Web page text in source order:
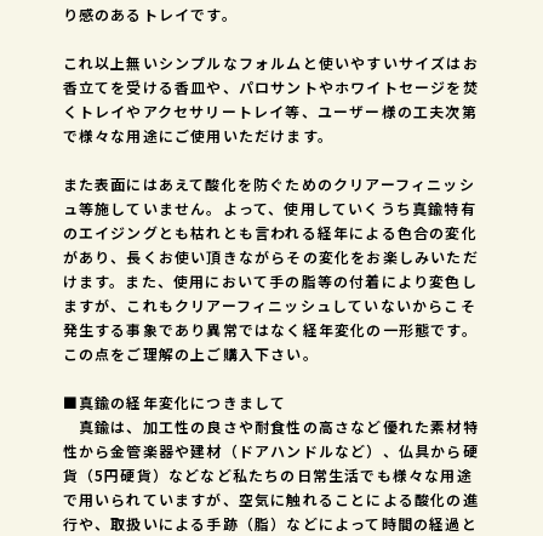
り感のあるトレイです。
これ以上無いシンプルなフォルムと使いやすいサイズはお
香立てを受ける香皿や、パロサントやホワイトセージを焚
くトレイやアクセサリートレイ等、ユーザー様の工夫次第
で様々な用途にご使用いただけます。
また表面にはあえて酸化を防ぐためのクリアーフィニッシ
ュ等施していません。よって、使用していくうち真鍮特有
のエイジングとも枯れとも言われる経年による色合の変化
があり、長くお使い頂きながらその変化をお楽しみいただ
けます。また、使用において手の脂等の付着により変色し
ますが、これもクリアーフィニッシュしていないからこそ
発生する事象であり異常ではなく経年変化の一形態です。
この点をご理解の上ご購入下さい。
■真鍮の経年変化につきまして
真鍮は、加工性の良さや耐食性の高さなど優れた素材特
性から金管楽器や建材（ドアハンドルなど）、仏具から硬
貨（5円硬貨）などなど私たちの日常生活でも様々な用途
で用いられていますが、空気に触れることによる酸化の進
行や、取扱いによる手跡（脂）などによって時間の経過と